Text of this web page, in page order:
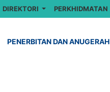
DIREKTORI PERKHIDMATAN
PENERBITAN DAN ANUGERAH